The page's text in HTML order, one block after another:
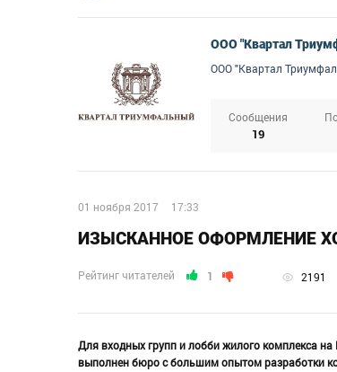
ООО "Квартал
ООО "Квартал
Сообщения
19
01 ноября 2017 17:33
ИЗЫСКАННОЕ ОФОРМЛЕНИЕ
Рейтинг читателей 1 2191
Для входных групп и лобби жилого комплекса
выполнен бюро с большим опытом разработки